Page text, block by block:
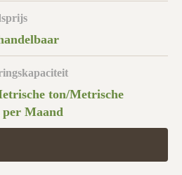
ton/Metrische
per Maand